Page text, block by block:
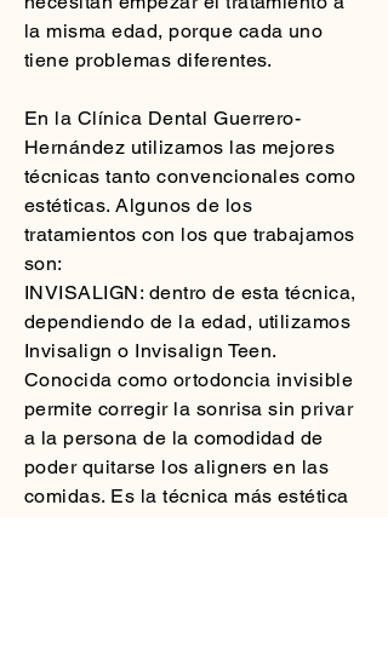
la misma edad, porque cada uno
tiene problemas diferentes.
En la Clínica Dental Guerrero-
Hernández utilizamos las mejores
técnicas tanto convencionales como
estéticas. Algunos de los
tratamientos con los que trabajamos
son:
INVISALIGN: dentro de esta técnica,
dependiendo de la edad, utilizamos
Invisalign o Invisalign Teen.
Conocida como ortodoncia invisible
permite corregir la sonrisa sin privar
a la persona de la comodidad de
poder quitarse los aligners en las
comidas. Es la técnica más estética